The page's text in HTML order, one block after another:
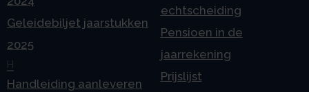
Geleidebiljet jaarstukken
2025
H
Handleiding aanleveren
echtscheiding
Pensioen in de
jaarrekening
Prijslijst